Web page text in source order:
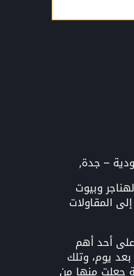
– جدة,
وبيوت
المقاولات
أحد أهم
يوم، وتلك
جعلت منها من